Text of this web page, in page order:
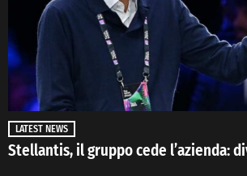
LATEST NEWS
Stellantis, il gruppo cede l’azienda: